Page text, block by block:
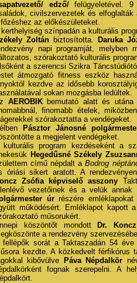
edző/felügyeletével.
civilszervezetek és
az előkészületeket.
kerthelyiség színpadán a kulturális
Zoltánbiztosította.
Daruka
napi programját, melyben
szórakoztató kulturális
a szerencsi Szikra
átmozgató fitness eszköz
kezdve az idősebb
sokan mozgásba ledültek.
AEROBIKbemutató alatt és utána
finomabb ételek,
szórakoztatta a vendégeket.
Pásztor Jánosné
a megjelent vendégeket.
kulturális program kezdéseként a
Hegedűsné Székely
című népdalt aBodrog
óriási sikert aratott. A
Zsófia képviselő asszony
vezetőinek és a velük
úrrészére
működésért. Emléklapot kapott
műsorukért.
köszöntőt mondott
Dr.
a rendezvény
fellépők sorát a Taktaszadán 54
kezdte. A közkedvelt férfikórus
kibővülve
Páva Népdalkör
fognak szerepelni. A